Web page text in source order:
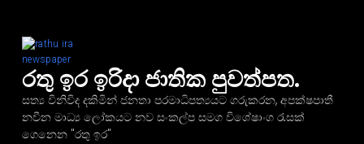
රතු ඉර ඉරිදා ජාතික පුවත්පත.
සත්‍ය විනිවිද දකිමින් ජනතා පරමාධිපත්‍යයට ගරුකරන, අපක්ෂපාතී
නවීන මාධ්‍ය ලෝකයට නව සංකල්ප සමග විශේෂාංග රැසක්
ගෙනෙන "රතු ඉර"